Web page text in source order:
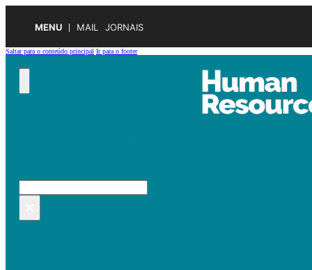
MENU MAIL JORNAIS
Saltar para o conteúdo principal Ir para o footer
Pesquisar